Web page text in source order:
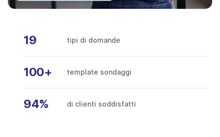
19 tipi di domande
100+ template sondaggi
94% di clienti soddisfatti